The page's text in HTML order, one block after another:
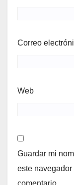
Correo
Web
Guardar mi
este